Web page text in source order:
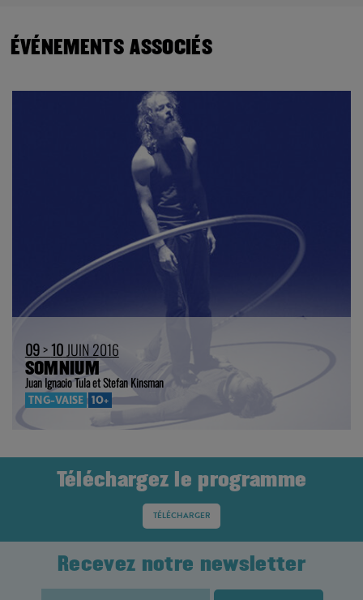
ÉVÉNEMENTS ASSOCIÉS
09>10JUIN 2016
SOMNIUM
Juan Ignacio Tula et Stefan Kinsman
TNG-VAISE 10+
Téléchargez le programme
TÉLÉCHARGER
Recevez notre newsletter